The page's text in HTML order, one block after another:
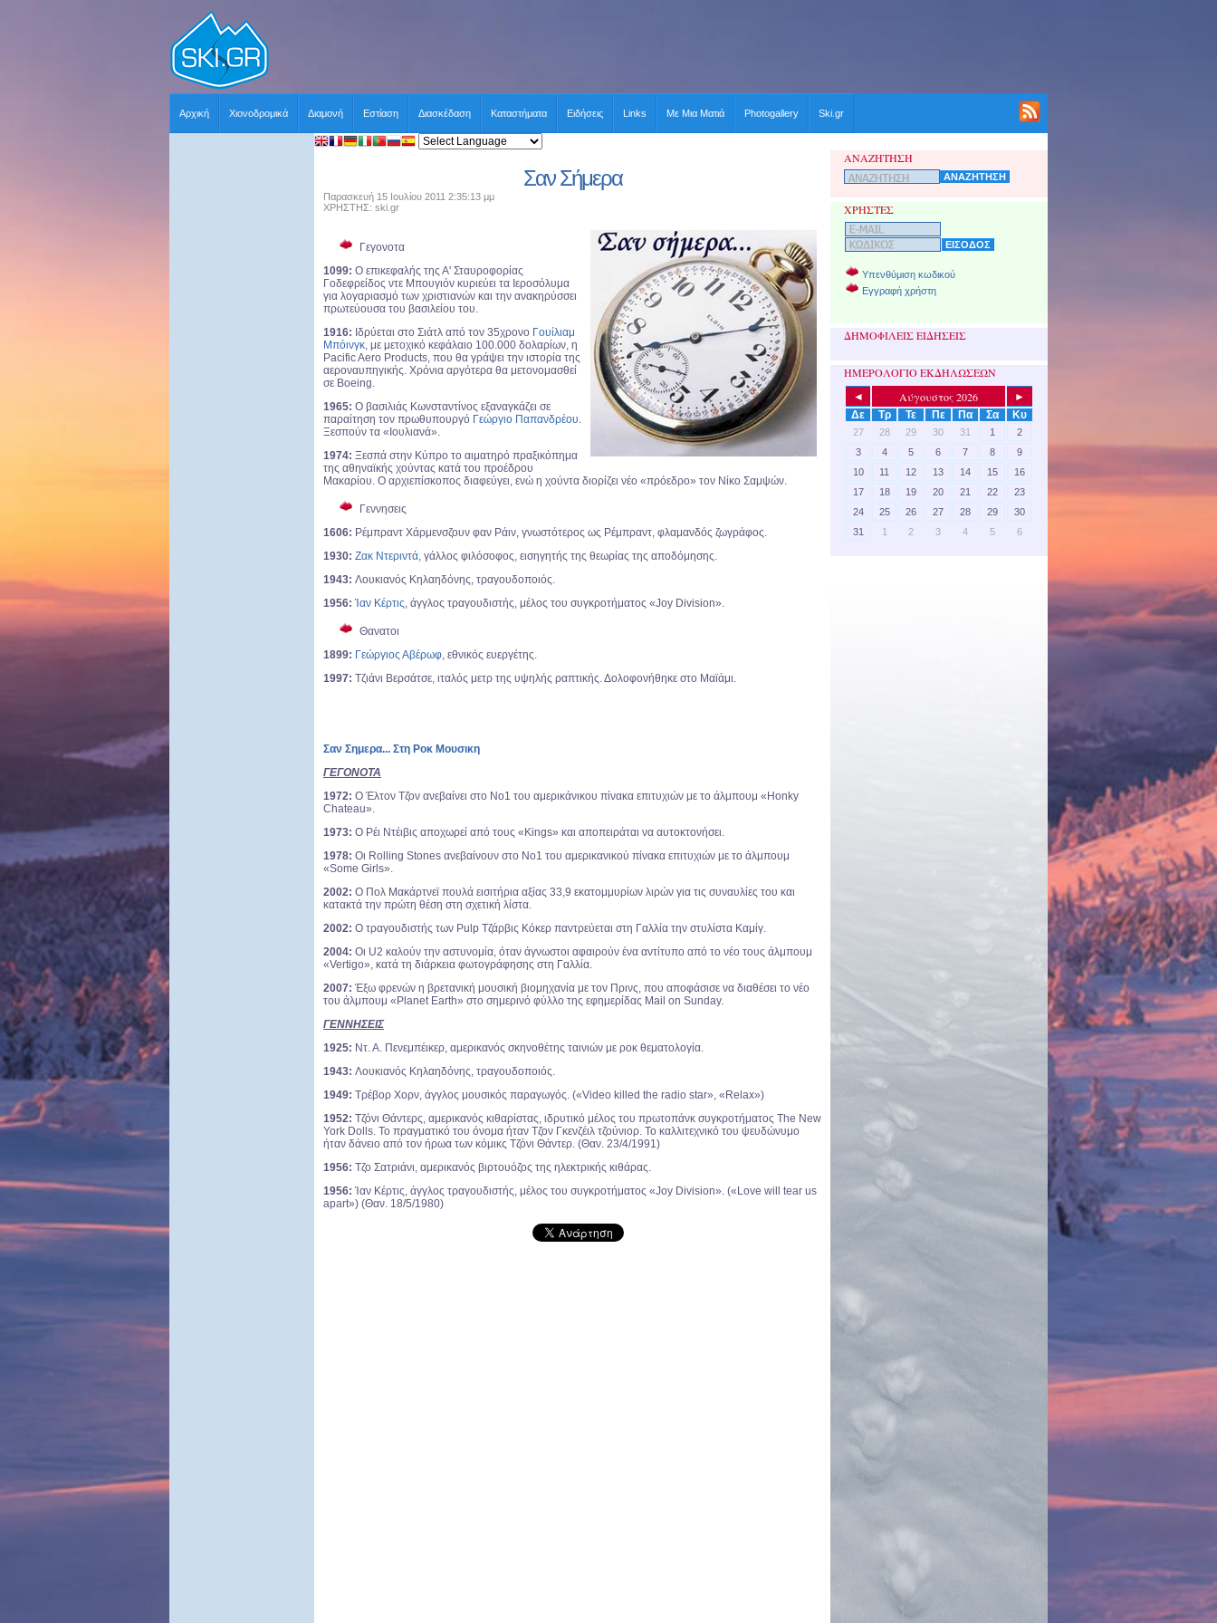
Αρχική Χιονοδρομικά Διαμονή Εστίαση Διασκέδαση Καταστήματα Ειδήσεις Links Με Μια Ματιά Photogallery Ski.gr
Σαν Σήμερα
Παρασκευή 15 Ιουλίου 2011 2:35:13 μμ
ΧΡΗΣΤΗΣ: ski.gr
Γεγονoτα
1099: Ο επικεφαλής της Α' Σταυροφορίας
Γοδεφρείδος ντε Μπουγιόν κυριεύει τα Ιεροσόλυμα
για λογαριασμό των χριστιανών και την ανακηρύσσει
πρωτεύουσα του βασιλείου του.
1916: Ιδρύεται στο Σιάτλ από τον 35χρονο Γουίλιαμ
Μπόινγκ, με μετοχικό κεφάλαιο 100.000 δολαρίων, η
Pacific Aero Products, που θα γράψει την ιστορία της
αεροναυπηγικής. Χρόνια αργότερα θα μετονομασθεί
σε Boeing.
1965: Ο βασιλιάς Κωνσταντίνος εξαναγκάζει σε
παραίτηση τον πρωθυπουργό Γεώργιο Παπανδρέου.
Ξεσπούν τα «Ιουλιανά».
1974: Ξεσπά στην Κύπρο το αιματηρό πραξικόπημα
της αθηναϊκής χούντας κατά του προέδρου
Μακαρίου. Ο αρχιεπίσκοπος διαφεύγει, ενώ η χούντα διορίζει νέο «πρόεδρο» τον Νίκο Σαμψών.
Γεννησεις
1606: Ρέμπραντ Χάρμενσζουν φαν Ράιν, γνωστότερος ως Ρέμπραντ, φλαμανδός ζωγράφος.
1930: Ζακ Ντεριντά, γάλλος φιλόσοφος, εισηγητής της θεωρίας της αποδόμησης.
1943: Λουκιανός Κηλαηδόνης, τραγουδοποιός.
1956: Ίαν Κέρτις, άγγλος τραγουδιστής, μέλος του συγκροτήματος «Joy Division».
Θανατοι
1899: Γεώργιος Αβέρωφ, εθνικός ευεργέτης.
1997: Τζιάνι Βερσάτσε, ιταλός μετρ της υψηλής ραπτικής. Δολοφονήθηκε στο Μαϊάμι.
Σαν Σημερα... Στη Ροκ Μουσικη
ΓΕΓΟΝΟΤΑ
1972: Ο Έλτον Τζον ανεβαίνει στο Νο1 του αμερικάνικου πίνακα επιτυχιών με το άλμπουμ «Honky
Chateau».
1973: Ο Ρέι Ντέιβις αποχωρεί από τους «Kings» και αποπειράται να αυτοκτονήσει.
1978: Οι Rolling Stones ανεβαίνουν στο Νο1 του αμερικανικού πίνακα επιτυχιών με το άλμπουμ
«Some Girls».
2002: Ο Πολ Μακάρτνεϊ πουλά εισιτήρια αξίας 33,9 εκατομμυρίων λιρών για τις συναυλίες του και
κατακτά την πρώτη θέση στη σχετική λίστα.
2002: Ο τραγουδιστής των Pulp Τζάρβις Κόκερ παντρεύεται στη Γαλλία την στυλίστα Καμίγ.
2004: Οι U2 καλούν την αστυνομία, όταν άγνωστοι αφαιρούν ένα αντίτυπο από το νέο τους άλμπουμ
«Vertigo», κατά τη διάρκεια φωτογράφησης στη Γαλλία.
2007: Έξω φρενών η βρετανική μουσική βιομηχανία με τον Πρινς, που αποφάσισε να διαθέσει το νέο
του άλμπουμ «Planet Earth» στο σημερινό φύλλο της εφημερίδας Mail on Sunday.
ΓΕΝΝΗΣΕΙΣ
1925: Ντ. Α. Πενεμπέικερ, αμερικανός σκηνοθέτης ταινιών με ροκ θεματολογία.
1943: Λουκιανός Κηλαηδόνης, τραγουδοποιός.
1949: Τρέβορ Χορν, άγγλος μουσικός παραγωγός. («Video killed the radio star», «Relax»)
1952: Τζόνι Θάντερς, αμερικανός κιθαρίστας, ιδρυτικό μέλος του πρωτοπάνκ συγκροτήματος The New
York Dolls. Το πραγματικό του όνομα ήταν Τζον Γκενζέιλ τζούνιορ. Το καλλιτεχνικό του ψευδώνυμο
ήταν δάνειο από τον ήρωα των κόμικς Τζόνι Θάντερ. (Θαν. 23/4/1991)
1956: Τζο Σατριάνι, αμερικανός βιρτουόζος της ηλεκτρικής κιθάρας.
1956: Ίαν Κέρτις, άγγλος τραγουδιστής, μέλος του συγκροτήματος «Joy Division». («Love will tear us
apart») (Θαν. 18/5/1980)
ΑΝΑΖΗΤΗΣΗ
ΧΡΗΣΤΕΣ
Υπενθύμιση κωδικού
Εγγραφή χρήστη
ΔΗΜΟΦΙΛΕΙΣ ΕΙΔΗΣΕΙΣ
ΗΜΕΡΟΛΟΓΙΟ ΕΚΔΗΛΩΣΕΩΝ
◄ Αύγουστος 2026
►
Δε
Τρ Τε Πε Πα Σα Κυ
27 28 29 30 31 1
2
3
4 5 6 7 8
9
10
11 12 13 14 15
16
17
18 19 20 21 22
23
24
25 26 27 28 29
30
31
1 2 3 4 5 6